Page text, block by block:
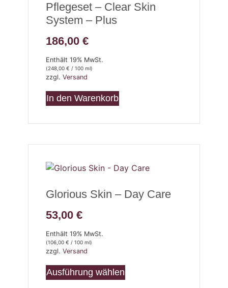
Pflegeset – Clear Skin
System – Plus
186,00 €
Enthält 19% MwSt.
(248,00 € / 100 ml)
zzgl. Versand
In den Warenkorb
Glorious Skin – Day Care
53,00 €
Enthält 19% MwSt.
(106,00 € / 100 ml)
zzgl. Versand
Ausführung wählen